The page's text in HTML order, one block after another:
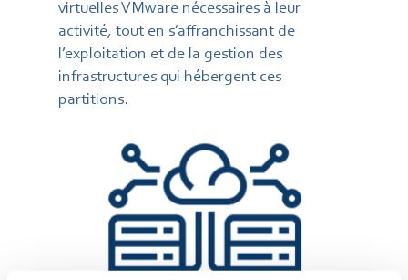
virtuelles VMware nécessaires à leur
activité, tout en s’affranchissant de
l’exploitation et de la gestion des
infrastructures qui hébergent ces
partitions.